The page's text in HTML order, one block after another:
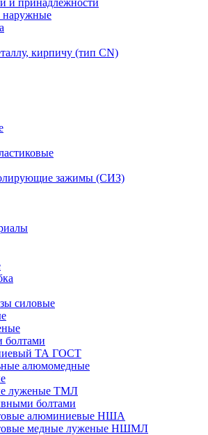
и принадлежности
наружные
кирпичу (тип CN)
зажимы (СИЗ)
силовые
болтами
ТА ГОСТ
алюмомедные
луженые ТМЛ
болтами
алюминиевые НША
медные луженые НШМЛ